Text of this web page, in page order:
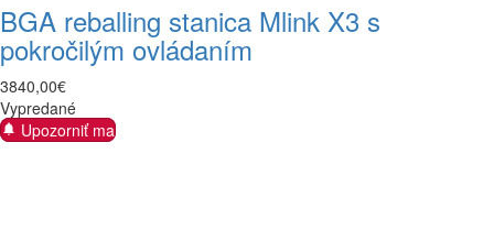
BGA reballing stanica Mlink X3 s
pokročilým ovládaním
3840,00€
Vypredané
Upozorniť ma